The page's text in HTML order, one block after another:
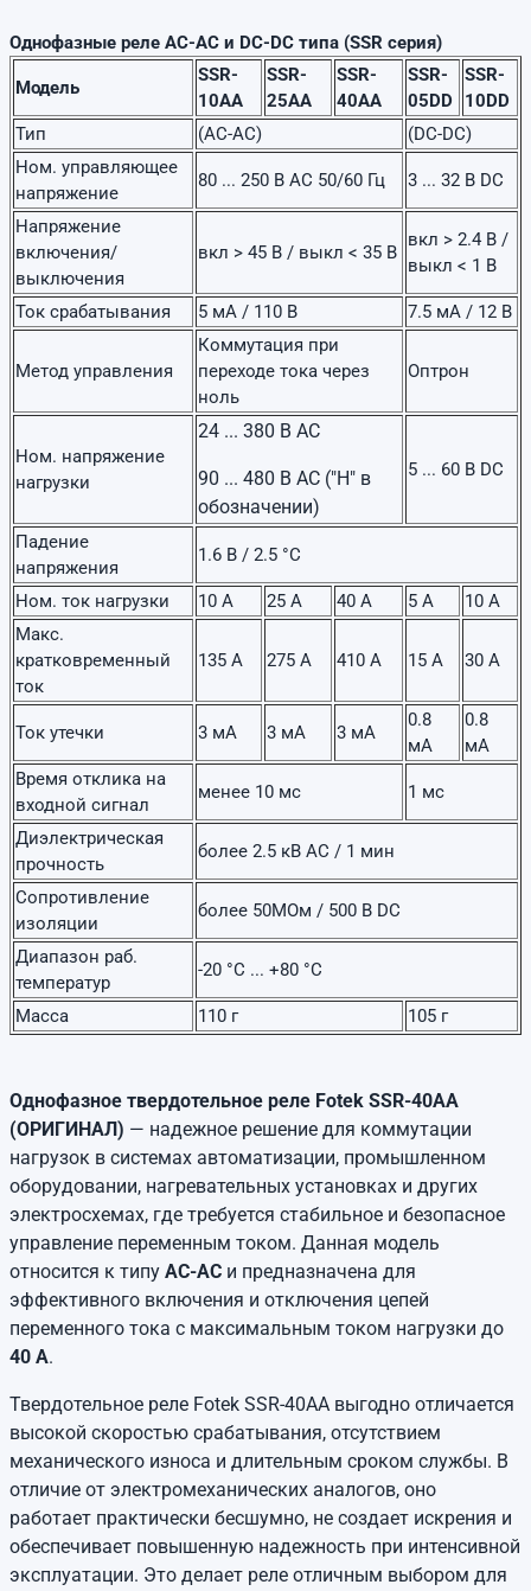
Однофазные реле AC-AC и DC-DC типа (SSR серия)
Модель
SSR-
10AA
SSR-
25AA
SSR-
40AA
SSR-
05DD
SSR-
10DD
Тип
(AC-AC)
(DC-DC)
Ном. управляющее
напряжение
80 ... 250 В AC 50/60 Гц 3 ... 32 В DC
Напряжение
включения/
выключения
вкл > 45 В / выкл < 35 В
вкл > 2.4 В /
выкл < 1 В
Ток срабатывания 5 мА / 110 В 7.5 мА / 12 В
Метод управления
Коммутация при
переходе тока через
ноль
Оптрон
Ном. напряжение
нагрузки
24 ... 380 В AC
90 ... 480 В AC ("H" в
обозначении)
5 ... 60 В DC
Падение
напряжения
1.6 В / 2.5 °С
Ном. ток нагрузки 10 А 25 А 40 А 5 А
10 А
Макс.
кратковременный
ток
135 А 275 А 410 А 15 А 30 А
Ток утечки 3 мА 3 мА 3 мА
0.8
мА
0.8
мА
Время отклика на
входной сигнал
менее 10 мс 1 мс
Диэлектрическая
прочность
более 2.5 кВ AC / 1 мин
Сопротивление
изоляции
более 50МОм / 500 В DC
Диапазон раб.
температур
-20 °С ... +80 °C
Масса 110 г 105 г
Однофазное твердотельное реле Fotek SSR-40AA
(ОРИГИНАЛ) — надежное решение для коммутации
нагрузок в системах автоматизации, промышленном
оборудовании, нагревательных установках и других
электросхемах, где требуется стабильное и безопасное
управление переменным током. Данная модель
относится к типу AC-AC и предназначена для
эффективного включения и отключения цепей
переменного тока с максимальным током нагрузки до
40 А.
Твердотельное реле Fotek SSR-40AA выгодно отличается
высокой скоростью срабатывания, отсутствием
механического износа и длительным сроком службы. В
отличие от электромеханических аналогов, оно
работает практически бесшумно, не создает искрения и
обеспечивает повышенную надежность при интенсивной
эксплуатации. Это делает реле отличным выбором для